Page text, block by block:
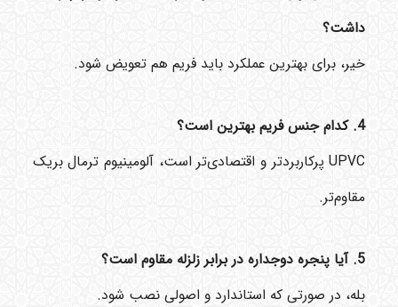
داشت؟
خیر، برای بهترین عملکرد باید فریم هم تعویض شود.
4. کدام جنس فریم بهترین است؟
UPVC پرکاربردتر و اقتصادی‌تر است، آلومینیوم ترمال بریک
مقاوم‌تر.
5. آیا پنجره دوجداره در برابر زلزله مقاوم است؟
بله، در صورتی که استاندارد و اصولی نصب شود.